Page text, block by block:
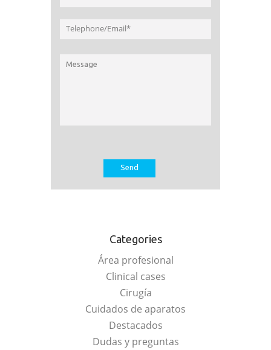
Categories
Área profesional
Clinical cases
Cirugía
Cuidados de aparatos
Destacados
Dudas y preguntas